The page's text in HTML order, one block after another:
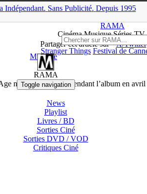
Indépendant. Sans Publicité. Depuis 1995
RAMA
CinémaMusique SériesTV
Stranger Things Festival de
RAMA
Toggle navigation
News
Playlist
Livres / BD
Sorties Ciné
Sorties DVD / VOD
CritiquesCiné
▲
Partager cet article sur X/Twitter
Musique
n°7 – 24 ans’ en attendant l’album en